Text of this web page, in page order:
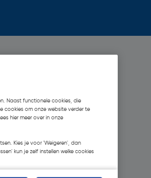
Naast functionele cookies, die
cookies om onze website verder te
hier meer over in onze
Kies je voor 'Weigeren', dan
kun je zelf instellen welke cookies